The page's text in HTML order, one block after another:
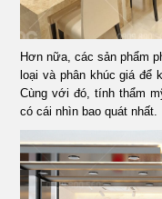
Hơn nữa, các sản phẩm
loại và phân khúc giá để
Cùng với đó, tính thẩm
có cái nhìn bao quát nhất.